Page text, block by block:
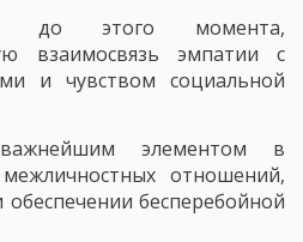
до этого момента,
взаимосвязь эмпатии с
и чувством социальной
элементом в
отношений,
бесперебойной